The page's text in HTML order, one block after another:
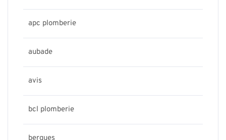
apc plomberie
aubade
avis
bcl plomberie